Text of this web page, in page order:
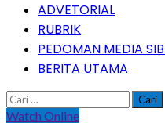
ADVETORIAL
RUBRIK
PEDOMAN MEDIA
BERITA UTAMA
Cari
untuk:
Watch Online